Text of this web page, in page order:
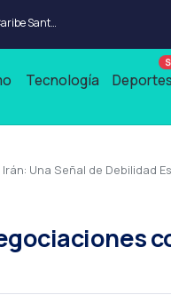
Wander Franco no jugara en los Juegos Centroamericanos y de el Caribe Santo Domingo 2026
Tecnología Deportes
Una Señal de Debilidad